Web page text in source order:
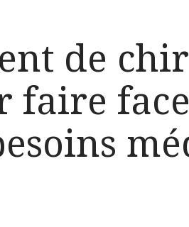
de
faire